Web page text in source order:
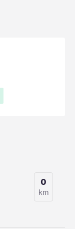
0
km